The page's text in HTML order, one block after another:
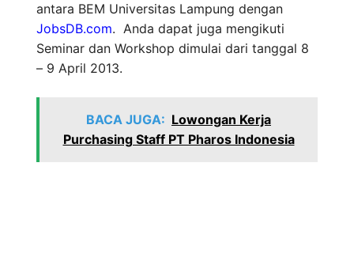
antara BEM Universitas Lampung dengan
JobsDB.com. Anda dapat juga mengikuti
Seminar dan Workshop dimulai dari tanggal 8
– 9 April 2013.
BACA JUGA: Lowongan Kerja
Purchasing Staff PT Pharos Indonesia